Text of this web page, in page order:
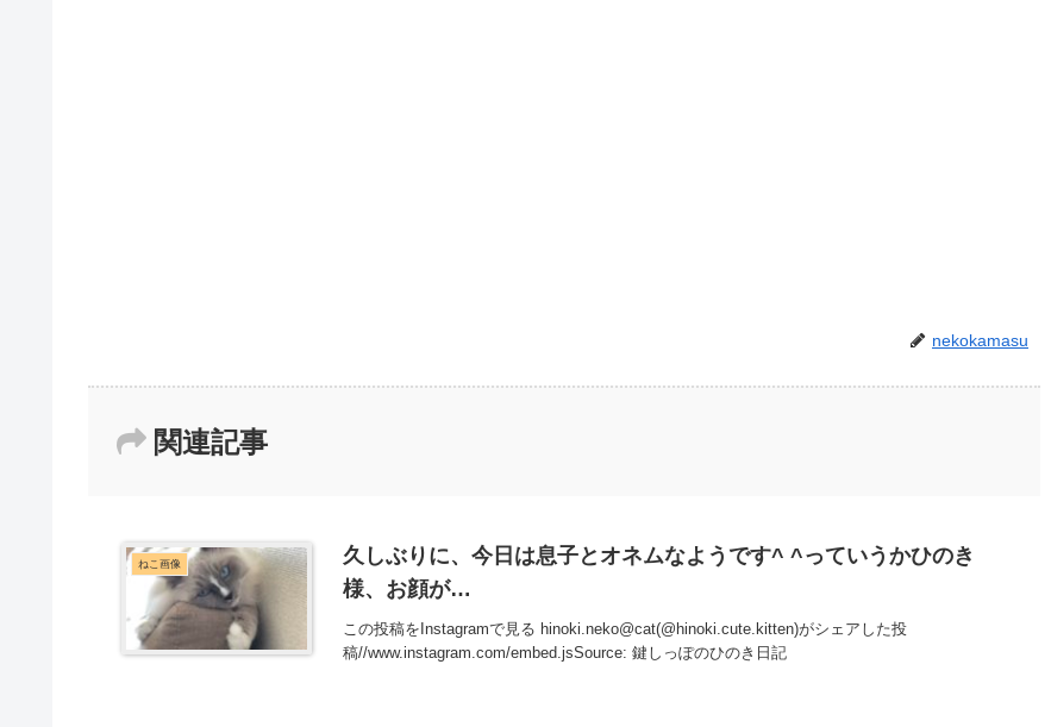
nekokamasu
関連記事
ねこ画像
久しぶりに、今日は息子とオネムなようです^ ^っていうかひのき
様、お顔が…
この投稿をInstagramで見る hinoki.neko@cat(@hinoki.cute.kitten)がシェアした投
稿//www.instagram.com/embed.jsSource: 鍵しっぽのひのき日記